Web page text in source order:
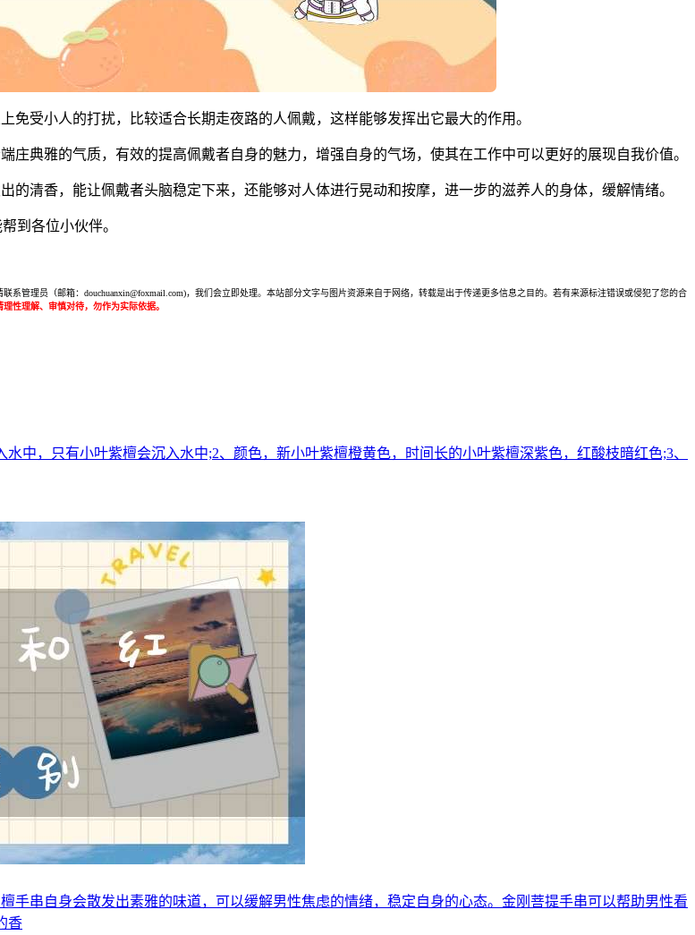
受小人的打扰，比较适合长期走夜路的人佩戴，这样能够发挥出它最大的作用。
典雅的气质，有效的提高佩戴者自身的魅力，增强自身的气场，使其在工作中可以更好的展现自我价值。
清香，能让佩戴者头脑稳定下来，还能够对人体进行晃动和按摩，进一步的滋养人的身体，缓解情绪。
到各位小伙伴。
管理员（邮箱：douchuanxin@foxmail.com)，我们会立即处理。本站部分文字与图片资源来自于网络，转载是出于传递更多信息之目的。若有来源标注错误或侵犯了您的合
性理解、审慎对待，勿作为实际依据。
中，只有小叶紫檀会沉入水中;2、颜色，新小叶紫檀橙黄色，时间长的小叶紫檀深紫色，红酸枝暗红色;3、
手串自身会散发出素雅的味道，可以缓解男性焦虑的情绪，稳定自身的心态。金刚菩提手串可以帮助男性看
香